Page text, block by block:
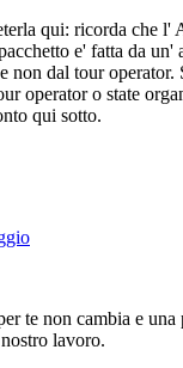
qui: ricorda che l'
e' fatta da un'
non dal tour operator.
operator o state
qui sotto.
te non cambia e una
lavoro.